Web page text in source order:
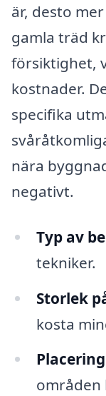
är, desto
gamla träd
försiktighet,
kostnader.
specifika
nära
negativt.
Typ av
tekniker.
Storlek
kosta
områden